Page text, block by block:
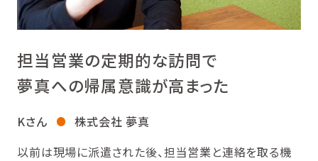
担当営業の定期的な訪問で
夢真への帰属意識が高まった
Kさん
株式会社 夢真
以前は現場に派遣された後、担当営業と連絡を取る機